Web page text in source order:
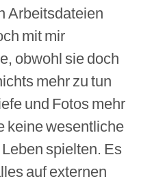
Arbeitsdateien
mit mir
obwohl sie doch
mehr zu tun
und Fotos mehr
keine wesentliche
spielten. Es
auf externen